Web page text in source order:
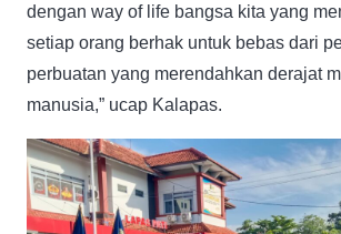
dengan way of life bangsa kita yang
setiap orang berhak untuk bebas dari
perbuatan yang merendahkan derajat
manusia,” ucap Kalapas.